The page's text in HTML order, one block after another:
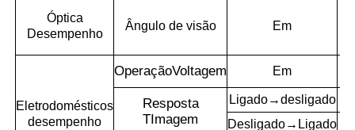
Óptica
Desempenho
Ângulo de visão Em
Eletrodomésticos
desempenho
OperaçãoVoltagem Em
Resposta
TImagem
Ligado→desligado
Desligado→Ligado